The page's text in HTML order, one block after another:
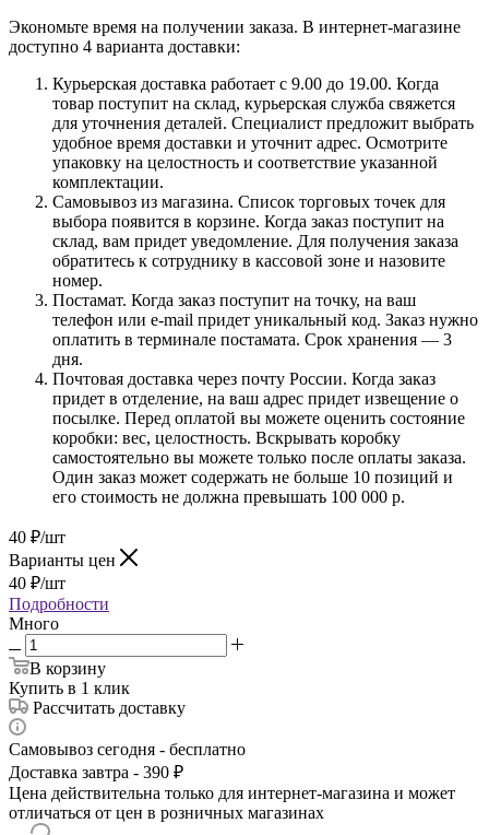
Экономьте время на получении заказа. В интернет-магазине
доступно 4 варианта доставки:
Курьерская доставка работает с 9.00 до 19.00. Когда
товар поступит на склад, курьерская служба свяжется
для уточнения деталей. Специалист предложит выбрать
удобное время доставки и уточнит адрес. Осмотрите
упаковку на целостность и соответствие указанной
комплектации.
Самовывоз из магазина. Список торговых точек для
выбора появится в корзине. Когда заказ поступит на
склад, вам придет уведомление. Для получения заказа
обратитесь к сотруднику в кассовой зоне и назовите
номер.
Постамат. Когда заказ поступит на точку, на ваш
телефон или e-mail придет уникальный код. Заказ нужно
оплатить в терминале постамата. Срок хранения — 3
дня.
Почтовая доставка через почту России. Когда заказ
придет в отделение, на ваш адрес придет извещение о
посылке. Перед оплатой вы можете оценить состояние
коробки: вес, целостность. Вскрывать коробку
самостоятельно вы можете только после оплаты заказа.
Один заказ может содержать не больше 10 позиций и
его стоимость не должна превышать 100 000 р.
40 ₽/шт
Варианты цен
40 ₽/шт
Подробности
Много
В корзину
Купить в 1 клик
Рассчитать доставку
Самовывоз сегодня - бесплатно
Доставка завтра - 390 ₽
Цена действительна только для интернет-магазина и может
отличаться от цен в розничных магазинах